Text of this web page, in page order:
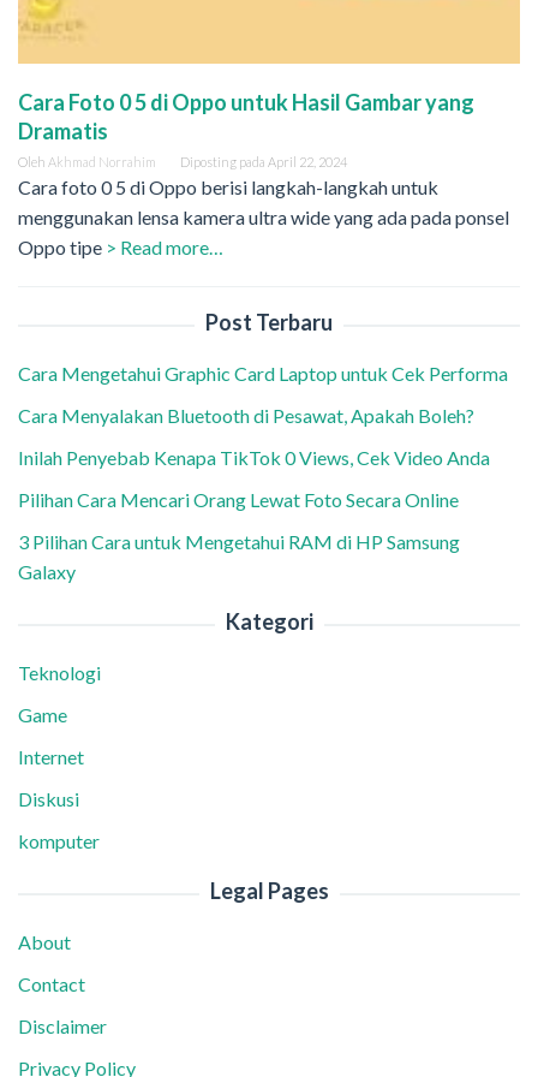
Cara Foto 0 5 di Oppo untuk Hasil Gambar yang
Dramatis
Oleh Akhmad Norrahim Diposting pada April 22, 2024
Cara foto 0 5 di Oppo berisi langkah-langkah untuk
menggunakan lensa kamera ultra wide yang ada pada ponsel
Oppo tipe > Read more…
Post Terbaru
Cara Mengetahui Graphic Card Laptop untuk Cek Performa
Cara Menyalakan Bluetooth di Pesawat, Apakah Boleh?
Inilah Penyebab Kenapa TikTok 0 Views, Cek Video Anda
Pilihan Cara Mencari Orang Lewat Foto Secara Online
3 Pilihan Cara untuk Mengetahui RAM di HP Samsung
Galaxy
Kategori
Teknologi
Game
Internet
Diskusi
komputer
Legal Pages
About
Contact
Disclaimer
Privacy Policy